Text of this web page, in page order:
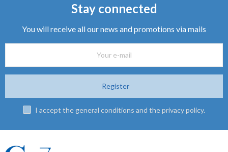
Stay connected
You will receive all our news and promotions via mails
Register
I accept the general conditions and the privacy policy.